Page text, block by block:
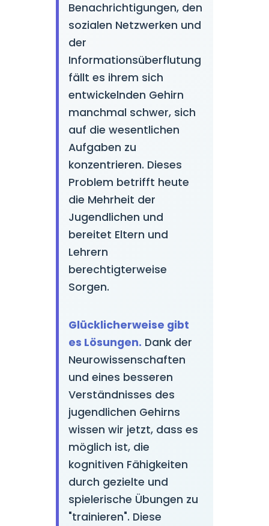
Benachrichtigungen, den
sozialen Netzwerken und
der
Informationsüberflutung
fällt es ihrem sich
entwickelnden Gehirn
manchmal schwer, sich
auf die wesentlichen
Aufgaben zu
konzentrieren. Dieses
Problem betrifft heute
die Mehrheit der
Jugendlichen und
bereitet Eltern und
Lehrern
berechtigterweise
Sorgen.
Glücklicherweise gibt
es Lösungen. Dank der
Neurowissenschaften
und eines besseren
Verständnisses des
jugendlichen Gehirns
wissen wir jetzt, dass es
möglich ist, die
kognitiven Fähigkeiten
durch gezielte und
spielerische Übungen zu
"trainieren". Diese